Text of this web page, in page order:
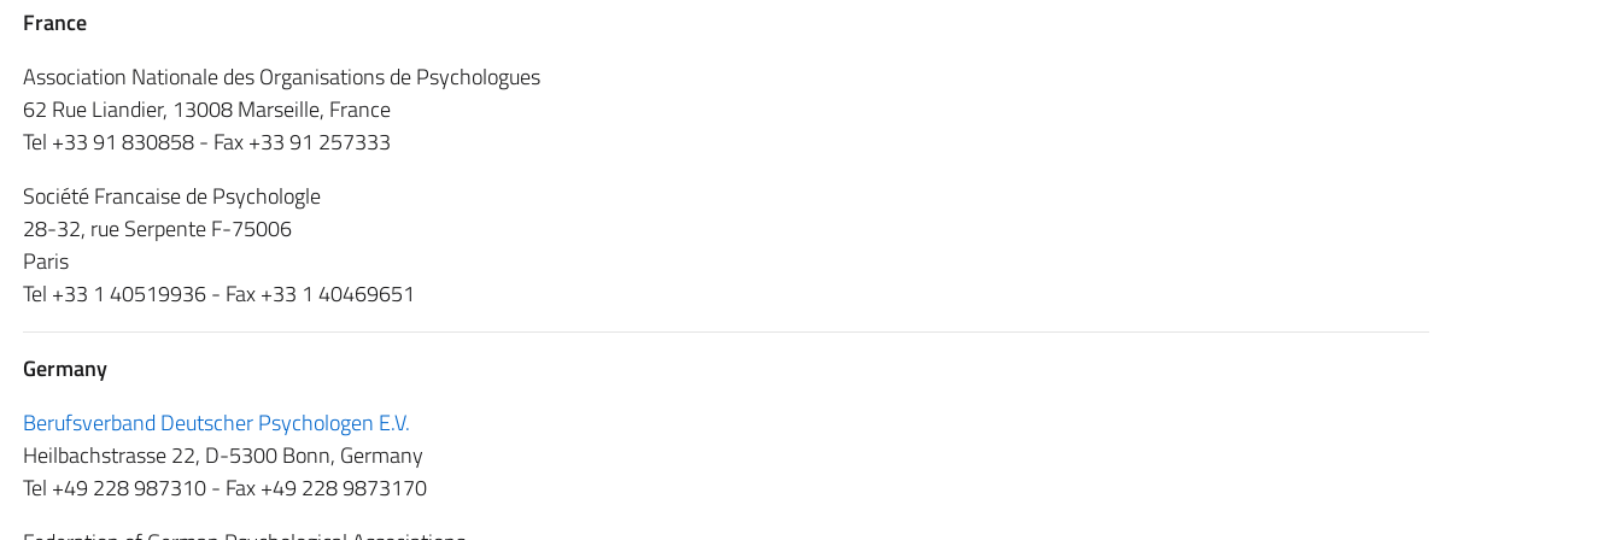
France
Association Nationale des Organisations de Psychologues
62 Rue Liandier, 13008 Marseille, France
Tel +33 91 830858 - Fax +33 91 257333
Société Francaise de Psychologle
28-32, rue Serpente F-75006
Paris
Tel +33 1 40519936 - Fax +33 1 40469651
Germany
Berufsverband Deutscher Psychologen E.V.
Heilbachstrasse 22, D-5300 Bonn, Germany
Tel +49 228 987310 - Fax +49 228 9873170